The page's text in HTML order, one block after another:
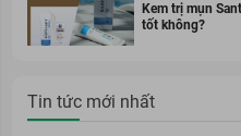
Kem trị mụn
tốt không?
Tin tức mới nhất